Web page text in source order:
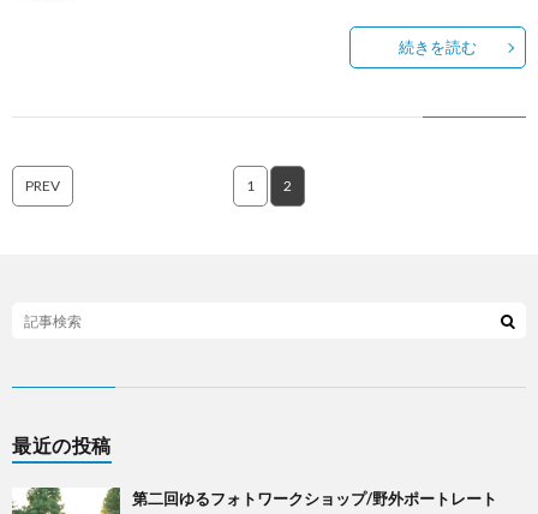
続きを読む
PREV 1 2
最近の投稿
第二回ゆるフォトワークショップ/野外ポートレート